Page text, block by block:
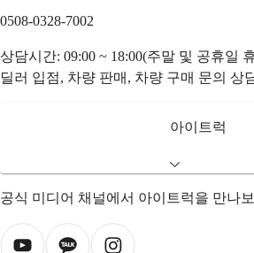
0508-0328-7002
상담시간: 09:00 ~ 18:00(주말 및 공휴일
딜러 입점, 차량 판매, 차량 구매 문의 상
아이트럭
공식 미디어 채널에서 아이트럭을 만나